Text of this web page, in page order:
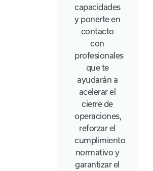
capacidades
y ponerte en
contacto
con
profesionales
que te
ayudarán a
acelerar el
cierre de
operaciones,
reforzar el
cumplimiento
normativo y
garantizar el